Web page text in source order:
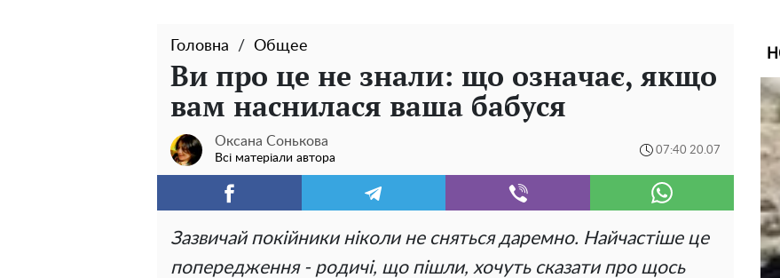
Головна Общее
Ви про це не знали: що означає, якщо
вам наснилася ваша бабуся
Оксана Сонькова
Всі матеріали автора
07:40 20.07
Зазвичай покійники ніколи не сняться даремно. Найчастіше це
попередження - родичі, що пішли, хочуть сказати про щось